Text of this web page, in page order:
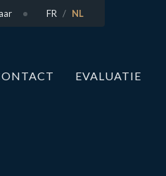
FR NL
EVALUATIE